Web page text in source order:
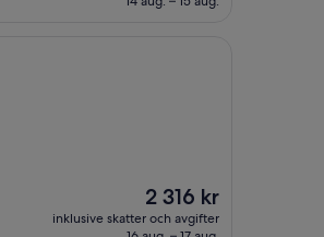
Priset
är
2 316 kr
2 316 kr
inklusive skatter och avgifter